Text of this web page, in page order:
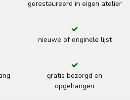
gerestaureerd in eigen atelier
nieuwe of originele lijst
gratis bezorgd en
opgehangen